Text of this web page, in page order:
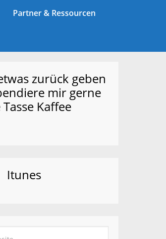
Partner & Ressourcen
zurück geben
mir gerne
Kaffee
Itunes